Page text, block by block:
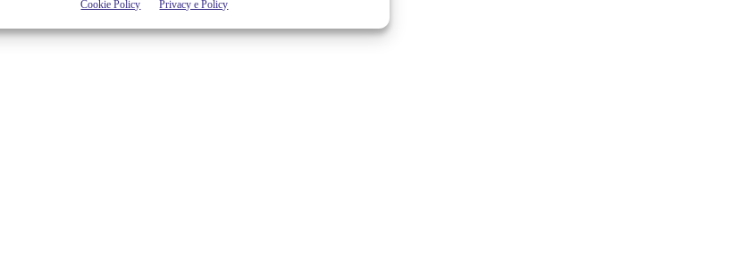
Cookie Policy Privacy e Policy